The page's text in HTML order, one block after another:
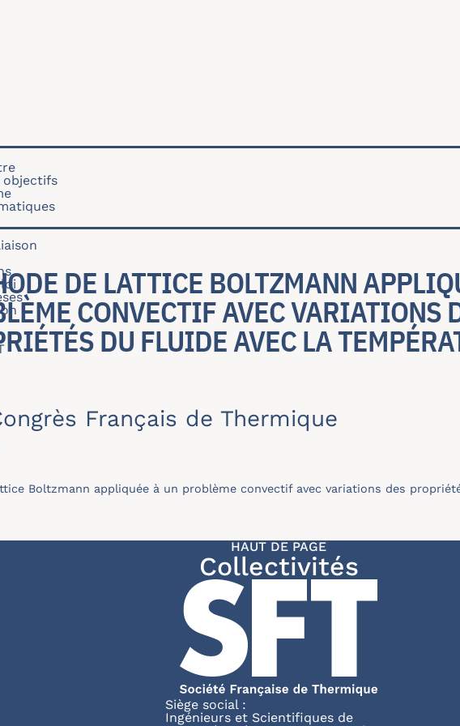
principale
objectifs
DE LATTICE BOLTZMANN
CONVECTIF AVEC VARIATIONS
DU FLUIDE AVEC LA
Français de Thermique
Boltzmann appliquée à un problème convectif avec variations des
HAUT DE PAGE
Collectivités
Siège social :
Ingénieurs et Scientifiques de